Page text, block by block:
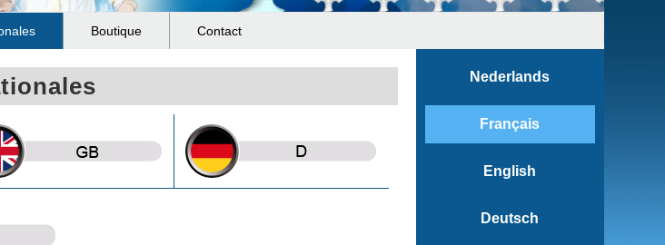
Boutique Contact
Nederlands
Français
English
Deutsch